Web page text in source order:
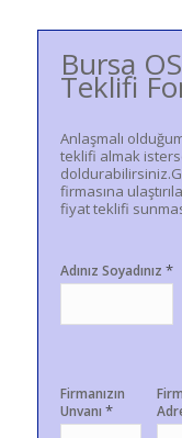
Bursa
Teklifi
Anlaşmalı
teklifi almak
firmasına
fiyat teklifi
Adınız Soyadınız *
Firmanızın
Unvanı *